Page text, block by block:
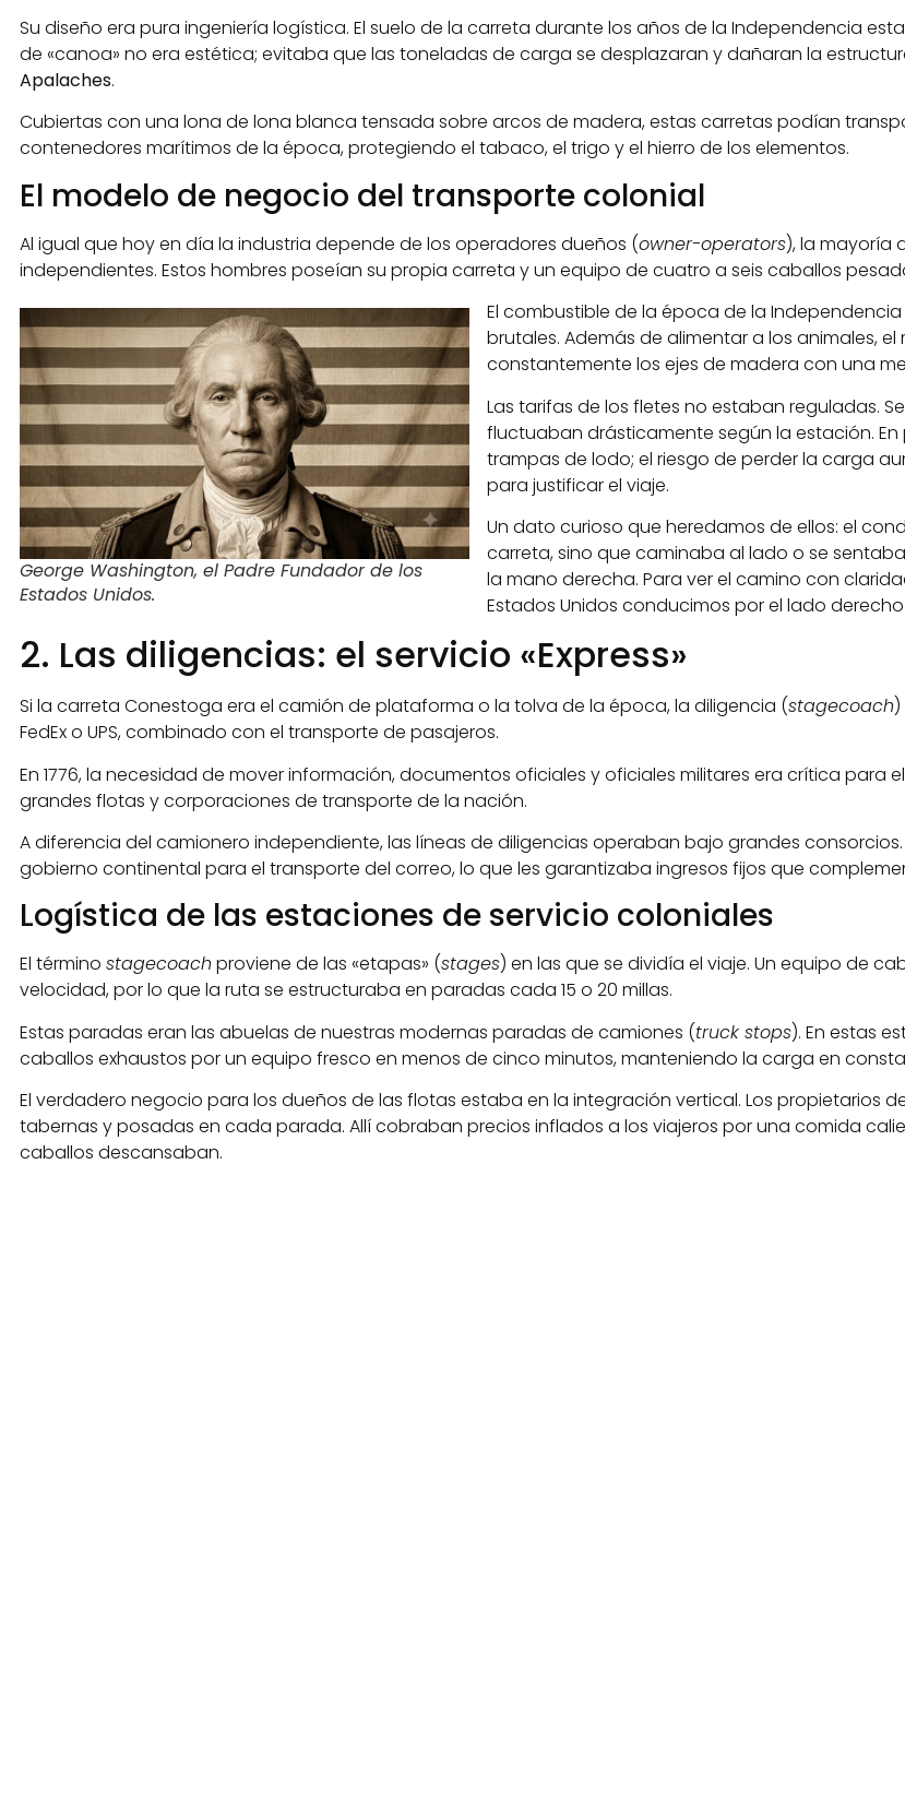
Su diseño era pura ingeniería logística. El suelo de la carreta durante los años de la Independencia
de «canoa» no era estética; evitaba que las toneladas de carga se desplazaran y dañaran la
Apalaches.
Cubiertas con una lona de lona blanca tensada sobre arcos de madera, estas carretas podían
contenedores marítimos de la época, protegiendo el tabaco, el trigo y el hierro de los elementos.
El modelo de negocio del transporte colonial
Al igual que hoy en día la industria depende de los operadores dueños (owner-operators), la mayoría
independientes. Estos hombres poseían su propia carreta y un equipo de cuatro a seis caballos
George Washington, el Padre Fundador de los
Estados Unidos.
El combustible de la época de la
brutales. Además de alimentar a los animales,
constantemente los ejes de madera con una
Las tarifas de los fletes no estaban reguladas.
fluctuaban drásticamente según la estación.
trampas de lodo; el riesgo de perder la carga
para justificar el viaje.
Un dato curioso que heredamos de ellos: el
carreta, sino que caminaba al lado o se
la mano derecha. Para ver el camino con
Estados Unidos conducimos por el lado
2. Las diligencias: el servicio «Express»
Si la carreta Conestoga era el camión de plataforma o la tolva de la época, la diligencia (stagecoach
FedEx o UPS, combinado con el transporte de pasajeros.
En 1776, la necesidad de mover información, documentos oficiales y oficiales militares era crítica para
grandes flotas y corporaciones de transporte de la nación.
A diferencia del camionero independiente, las líneas de diligencias operaban bajo grandes
gobierno continental para el transporte del correo, lo que les garantizaba ingresos fijos que
Logística de las estaciones de servicio coloniales
El término stagecoach proviene de las «etapas» (stages) en las que se dividía el viaje. Un equipo de
velocidad, por lo que la ruta se estructuraba en paradas cada 15 o 20 millas.
Estas paradas eran las abuelas de nuestras modernas paradas de camiones (truck stops). En estas
caballos exhaustos por un equipo fresco en menos de cinco minutos, manteniendo la carga en
El verdadero negocio para los dueños de las flotas estaba en la integración vertical. Los propietarios
tabernas y posadas en cada parada. Allí cobraban precios inflados a los viajeros por una comida
caballos descansaban.